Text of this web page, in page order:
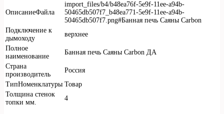
ОписаниеФайла
import_files/b4/b48ea76f-5e9f-11ee-a94b-
50465db507f7_b48ea771-5e9f-11ee-a94b-
50465db507f7.png#Банная печь Саяны Carbon
Подключение к
дымоходу
верхнее
Полное
наименование
Банная печь Саяны Carbon ДА
Страна
производитель
Россия
ТипНоменклатуры Товар
Толщина стенок
топки мм.
4